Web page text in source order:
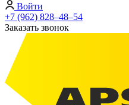
Войти
+7 (962) 828‒48‒54
Заказать звонок